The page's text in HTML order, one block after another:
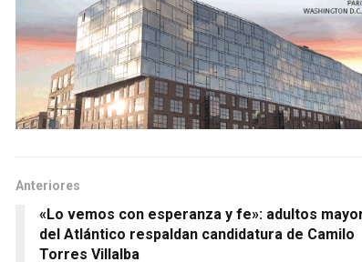
Anteriores
«Lo vemos con esperanza y fe»: adultos
del Atlántico respaldan candidatura de Camilo
Torres Villalba